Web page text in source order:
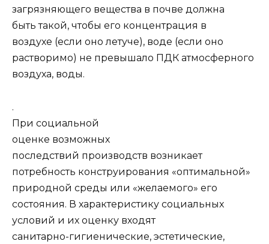
загрязняющего вещества в почве должна
быть такой, чтобы его концентрация в
воздухе (если оно летуче), воде (если оно
растворимо) не превышало ПДК атмосферного
воздуха, воды.
.
При социальной
оценке возможных
последствий производств возникает
потребность конструирования «оптимальной»
природной среды или «желаемого» его
состояния. В характеристику социальных
условий и их оценку входят
санитарно-гигиенические, эстетические,